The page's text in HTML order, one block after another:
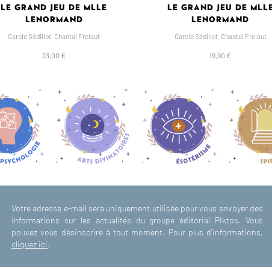
LE GRAND JEU DE MLLE
LENORMAND
Carole Sédillot, Chantal Frelaut
23,00 €
LE GRAND JEU DE
LENORMAND
Carole Sédillot, Chantal Frelaut
19,90 €
Votre adresse e-mail sera uniquement utilisée pour vous envoyer des
informations sur les actualités du groupe éditorial Piktos. Vous
pouvez vous désinscrire à tout moment. Pour plus d'informations,
cliquez ici.